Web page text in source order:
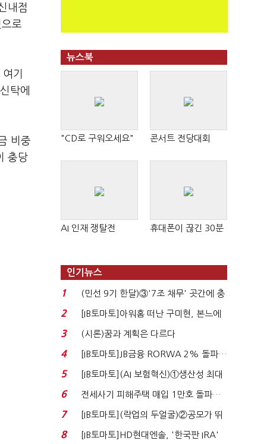
내점
로
기
탁에
비중
충당
뉴스북
"CD로 구워오세요" 콘서트 전당대회
AI 인재 쟁탈전 휴대폰이 끊긴 30분
인기뉴스
1
(민선 9기 한달)③'7조 채무' 곳간에 충
격…추미애, 20년...
2
[IB토마토]아워홈 떠난 구미현, 본느에
340억 베팅…가...
3 (시론)꿈과 계획은 다르다
4
[IB토마토]JB금융 RORWA 2% 돌파…
실적 견인은 은행 ...
5
[IB토마토](AI 보험혁신)①생산성 최대
80% 개선…현실...
6
전세사기 피해주택 매입 1만호 돌파…
누적 피해자 4만2...
7
[IB토마토](락업의 두얼굴)②공모가 뛰
자 첫날 매도…FI ...
8
[IB토마토]HD현대엔솔, '한국판 IRA'